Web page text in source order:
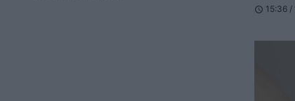
schedule 15:36 /